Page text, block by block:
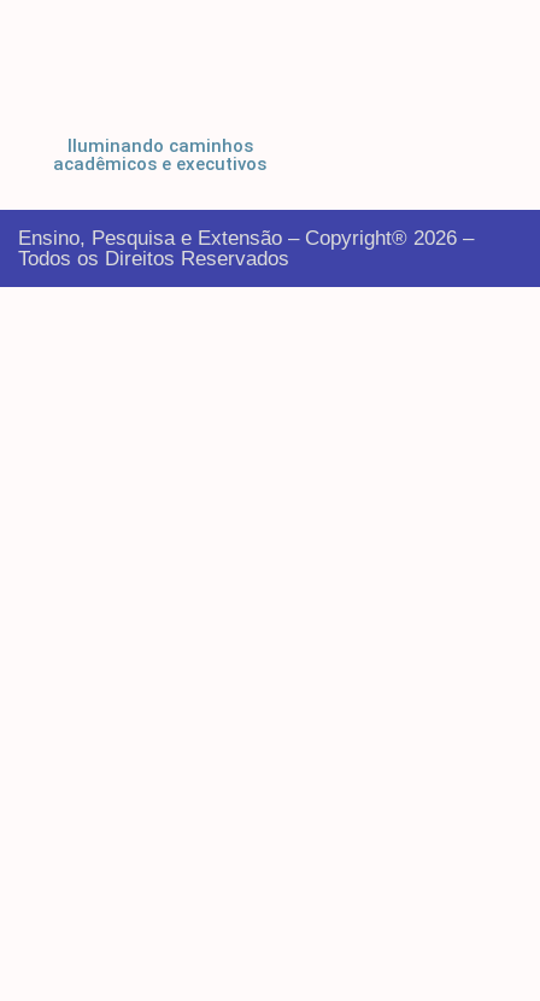
Iluminando caminhos
acadêmicos e executivos
Ensino, Pesquisa e Extensão – Copyright® 2026 –
Todos os Direitos Reservados